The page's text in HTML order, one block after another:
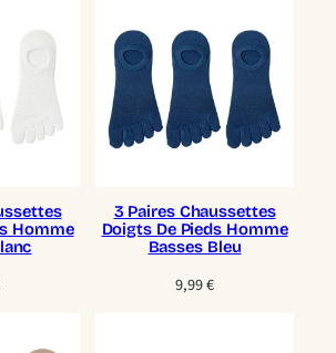
Homme
3 Paires Chaussettes
Doigts De Pieds Homme
Basses Bleu
9,99€